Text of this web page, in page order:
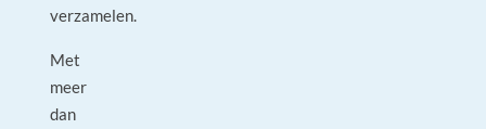
verzamelen.
Met
meer
dan